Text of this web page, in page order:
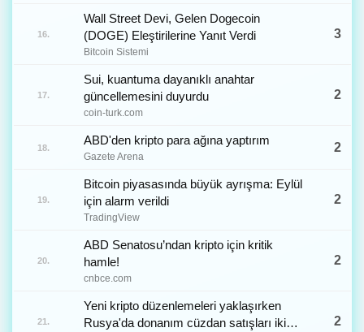
16.
Wall Street Devi, Gelen Dogecoin
(DOGE) Eleştirilerine Yanıt Verdi
Bitcoin Sistemi
3
17.
Sui, kuantuma dayanıklı anahtar
güncellemesini duyurdu
coin-turk.com
2
18.
ABD'den kripto para ağına yaptırım
Gazete Arena
2
19.
Bitcoin piyasasında büyük ayrışma: Eylül
için alarm verildi
TradingView
2
20.
ABD Senatosu’ndan kripto için kritik
hamle!
cnbce.com
2
21.
Yeni kripto düzenlemeleri yaklaşırken
Rusya'da donanım cüzdan satışları iki
2